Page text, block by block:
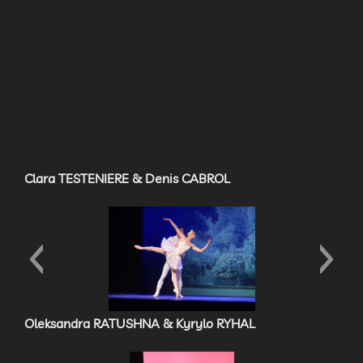
Spirée Mimages fait son cirque à
Sylvestre
Clara TESTENIERE & Denis CABROL
à Saint-
Spirée Mimages fait son cirque à
Sylvestre
Oleksandra RATUSHNA & Kyrylo RYHAL